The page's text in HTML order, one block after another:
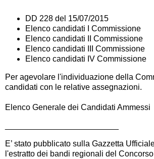
DD 228 del 15/07/2015
Elenco candidati I Commissione
Elenco candidati II Commissione
Elenco candidati III Commissione
Elenco candidati IV Commissione
Per agevolare l'individuazione della
candidati con le relative assegnazioni.
Elenco Generale dei Candidati Ammessi
E’ stato pubblicato sulla Gazzetta
l'estratto dei bandi regionali del